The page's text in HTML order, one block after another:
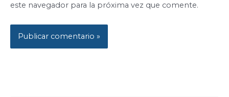
este navegador para la próxima vez que comente.